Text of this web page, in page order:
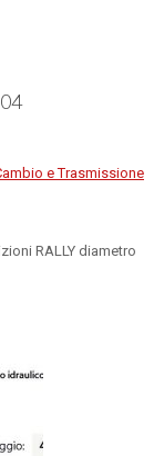
e Trasmissione
RALLY diametro